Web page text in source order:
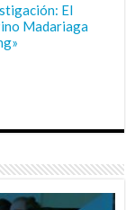
El
Madariaga